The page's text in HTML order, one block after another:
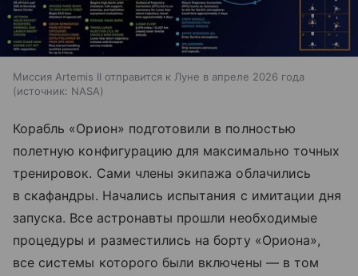
Миссия Artemis II отправится к Луне в апреле 2026 года
источник: NASA
Корабль «Орион» подготовили в полностью
полетную конфигурацию для максимально точных
тренировок. Сами члены экипажа облачились
в скафандры. Начались испытания с имитации дня
запуска. Все астронавты прошли необходимые
процедуры и разместились на борту «Ориона»,
все системы которого были включены — в том